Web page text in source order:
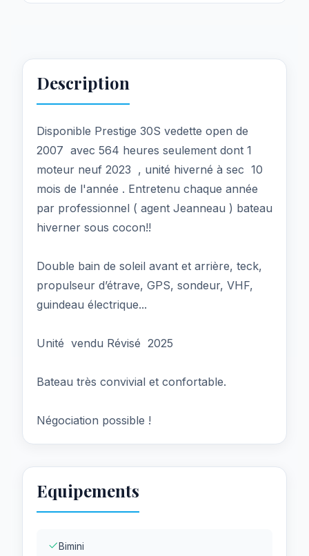
Description
Disponible Prestige 30S vedette open de
2007 avec 564 heures seulement dont 1
moteur neuf 2023 , unité hiverné à sec 10
mois de l'année . Entretenu chaque année
par professionnel ( agent Jeanneau ) bateau
hiverner sous cocon!!
Double bain de soleil avant et arrière, teck,
propulseur d’étrave, GPS, sondeur, VHF,
guindeau électrique...
Unité vendu Révisé 2025
Bateau très convivial et confortable.
Négociation possible !
Equipements
Bimini